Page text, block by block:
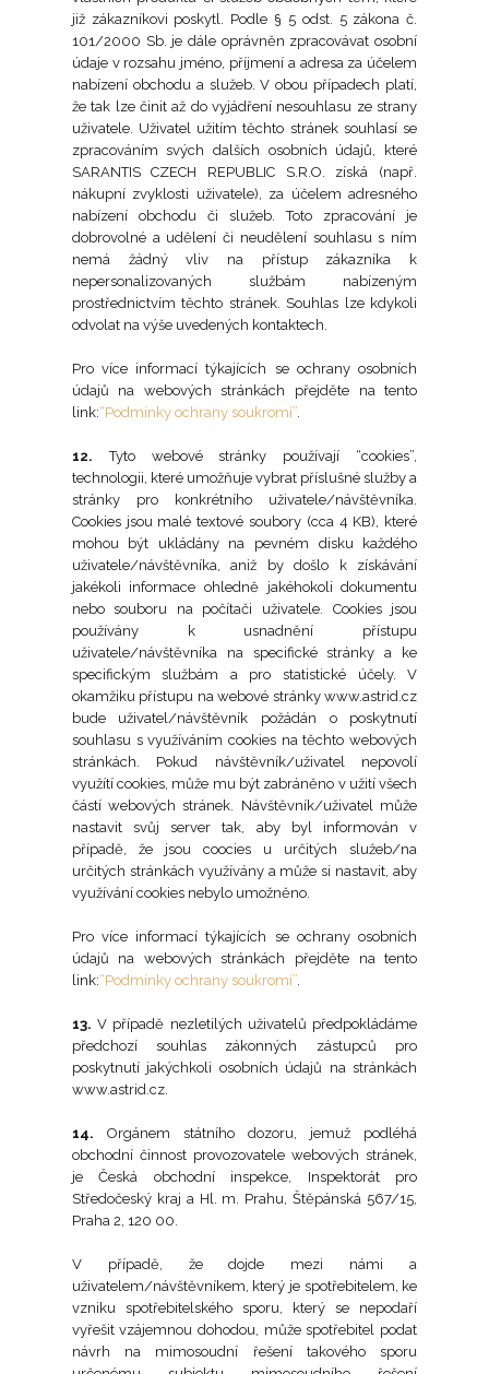
již zákazníkovi poskytl. Podle § 5 odst. 5 zákona č.
101/2000 Sb. je dále oprávněn zpracovávat osobní
údaje v rozsahu jméno, příjmení a adresa za účelem
nabízení obchodu a služeb. V obou případech platí,
že tak lze činit až do vyjádření nesouhlasu ze strany
uživatele. Uživatel užitím těchto stránek souhlasí se
zpracováním svých dalších osobních údajů, které
SARANTIS CZECH REPUBLIC S.R.O. získá (např.
nákupní zvyklosti uživatele), za účelem adresného
nabízení obchodu či služeb. Toto zpracování je
dobrovolné a udělení či neudělení souhlasu s ním
nemá žádný vliv na přístup zákazníka k
nepersonalizovaných službám nabízeným
prostřednictvím těchto stránek. Souhlas lze kdykoli
odvolat na výše uvedených kontaktech.
Pro více informací týkajících se ochrany osobních
údajů na webových stránkách přejděte na tento
link:“Podmínky ochrany soukromí”.
12. Tyto webové stránky používají “cookies”,
technologii, které umožňuje vybrat příslušné služby a
stránky pro konkrétního uživatele/návštěvníka.
Cookies jsou malé textové soubory (cca 4 KB), které
mohou být ukládány na pevném disku každého
uživatele/návštěvníka, aniž by došlo k získávání
jakékoli informace ohledně jakéhokoli dokumentu
nebo souboru na počítači uživatele. Cookies jsou
používány k usnadnění přístupu
uživatele/návštěvníka na specifické stránky a ke
specifickým službám a pro statistické účely. V
okamžiku přístupu na webové stránky www.astrid.cz
bude uživatel/návštěvník požádán o poskytnutí
souhlasu s využíváním cookies na těchto webových
stránkách. Pokud návštěvník/uživatel nepovolí
využítí cookies, může mu být zabráněno v užití všech
částí webových stránek. Návštěvník/uživatel může
nastavit svůj server tak, aby byl informován v
případě, že jsou coocies u určitých služeb/na
určitých stránkách využívány a může si nastavit, aby
využívání cookies nebylo umožněno.
Pro více informací týkajících se ochrany osobních
údajů na webových stránkách přejděte na tento
link:“Podmínky ochrany soukromí”.
13. V případě nezletilých uživatelů předpokládáme
předchozí souhlas zákonných zástupců pro
poskytnutí jakýchkoli osobních údajů na stránkách
www.astrid.cz.
14. Orgánem státního dozoru, jemuž podléhá
obchodní činnost provozovatele webových stránek,
je Česká obchodní inspekce, Inspektorát pro
Středočeský kraj a Hl. m. Prahu, Štěpánská 567/15,
Praha 2, 120 00.
V případě, že dojde mezi námi a
uživatelem/návštěvníkem, který je spotřebitelem, ke
vzniku spotřebitelského sporu, který se nepodaří
vyřešit vzájemnou dohodou, může spotřebitel podat
návrh na mimosoudní řešení takového sporu